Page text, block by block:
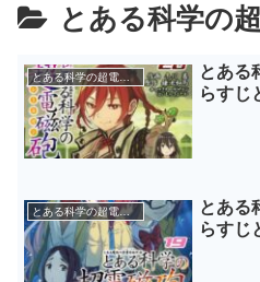
とある科学の
とある科学の超電磁砲
とある
らすじ
とある科学の超電磁砲
とある
らすじ